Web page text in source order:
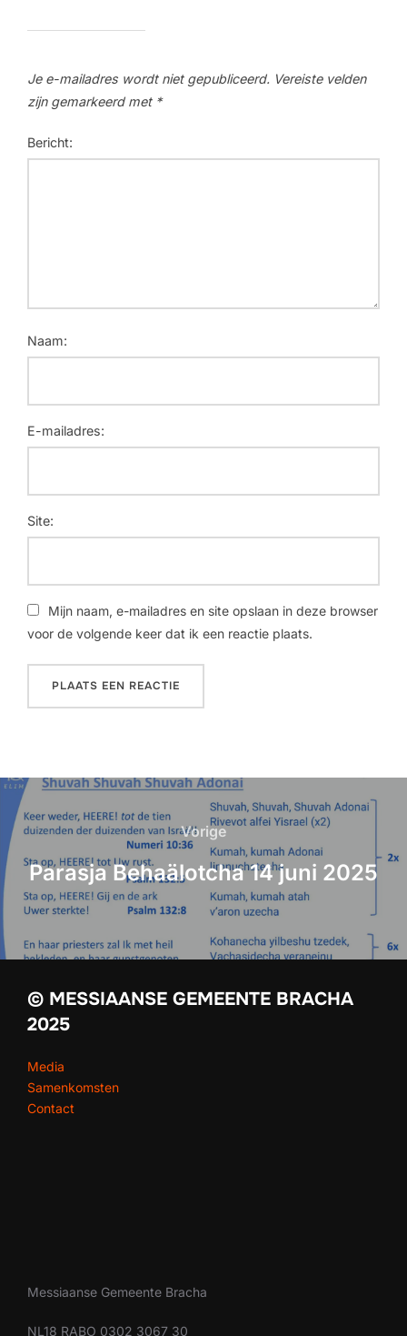
Je e-mailadres wordt niet gepubliceerd. Vereiste velden
zijn gemarkeerd met *
Bericht:
Naam:
E-mailadres:
Site:
Mijn naam, e-mailadres en site opslaan in deze browser
voor de volgende keer dat ik een reactie plaats.
Vorige
Parasja Behaälotcha 14 juni 2025
© MESSIAANSE GEMEENTE BRACHA
2025
Media
Samenkomsten
Contact
Messiaanse Gemeente Bracha
NL18 RABO 0302 3067 30